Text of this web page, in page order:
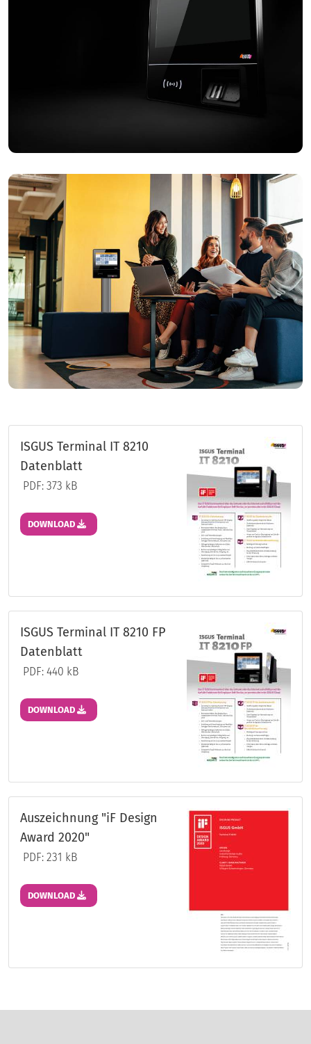
ISGUS Terminal IT 8210
Datenblatt
PDF: 373 kB
DOWNLOAD
ISGUS Terminal IT 8210 FP
Datenblatt
PDF: 440 kB
DOWNLOAD
Auszeichnung "iF Design
Award 2020"
PDF: 231 kB
DOWNLOAD